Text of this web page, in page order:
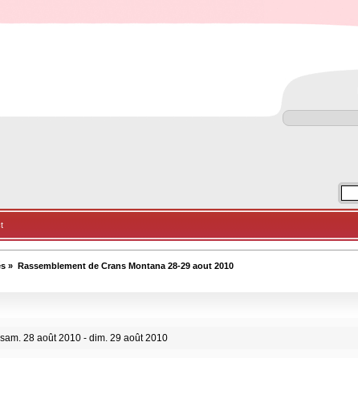
» Rassemblement de Crans Montana 28-29 aout 2010
28 août 2010 - dim. 29 août 2010